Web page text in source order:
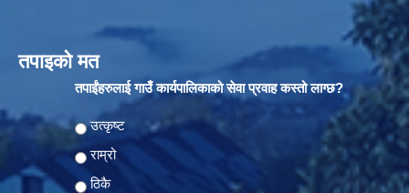
तपाइको मत
तपाईंहरुलाई गाउँ कार्यपालिकाको सेवा प्रवाह कस्तो लाग्छ?
Choices
उत्कृष्ट
राम्रो
ठिकै